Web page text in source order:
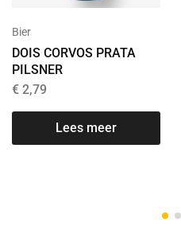
Bier
DOIS CORVOS PRATA
PILSNER
€ 2,79
Lees meer